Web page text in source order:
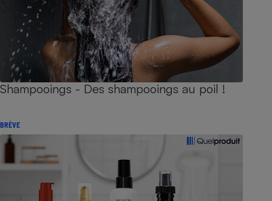
Shampooings - Des shampooings au poil !
BRÈVE